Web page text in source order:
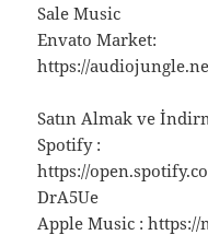
Sale Music
Envato Market:
https://
Satın Almak ve
Spotify :
https://
DrA5Ue
Apple Music :